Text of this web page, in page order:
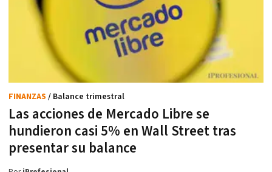
Las acciones de Mercado Libre se
hundieron casi 5% en Wall Street tras
presentar su balance
FINANZAS / Balance trimestral